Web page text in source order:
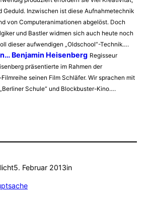
Geduld. Inzwischen ist diese Aufnahmetechnik
von Computeranimationen abgelöst. Doch
und Bastler widmen sich auch heute noch
dieser aufwendigen „Oldschool“-Technik….
Benjamin Heisenberg Regisseur
präsentierte im Rahmen der
seinen Film Schläfer. Wir sprachen mit
Schule“ und Blockbuster-Kino….
5. Februar 2013in